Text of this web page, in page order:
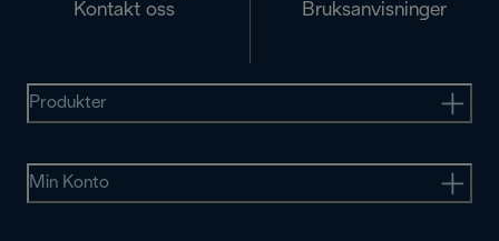
Kontakt oss
Bruksanvisninger
Produkter
Min Konto